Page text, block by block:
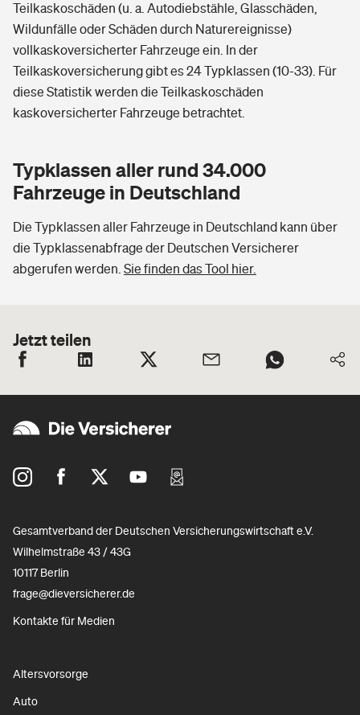
Teilkaskoschäden (u. a. Autodiebstähle, Glasschäden,
Wildunfälle oder Schäden durch Naturereignisse)
vollkaskoversicherter Fahrzeuge ein. In der
Teilkaskoversicherung gibt es 24 Typklassen (10-33). Für
diese Statistik werden die Teilkaskoschäden
kaskoversicherter Fahrzeuge betrachtet.
Typklassen aller rund 34.000
Fahrzeuge in Deutschland
Die Typklassen aller Fahrzeuge in Deutschland kann über
die Typklassenabfrage der Deutschen Versicherer
abgerufen werden. Sie finden das Tool hier.
Jetzt teilen
Gesamtverband der Deutschen Versicherungswirtschaft e.V.
Wilhelmstraße 43 / 43G
10117 Berlin
frage@dieversicherer.de
Kontakte für Medien
Altersvorsorge
Auto